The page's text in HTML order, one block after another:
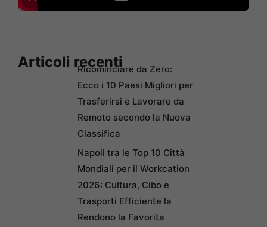
Articoli recentiRicominciare da Zero:
Ecco i 10 Paesi Migliori per
Trasferirsi e Lavorare da
Remoto secondo la Nuova
Classifica
Napoli tra le Top 10 Città
Mondiali per il Workcation
2026: Cultura, Cibo e
Trasporti Efficiente la
Rendono la Favorita